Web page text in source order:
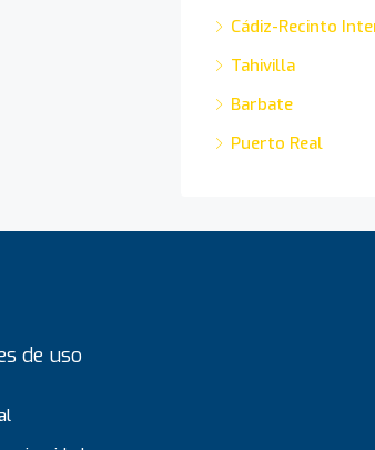
Cádiz-Recinto
Tahivilla
Barbate
Puerto Real
de uso